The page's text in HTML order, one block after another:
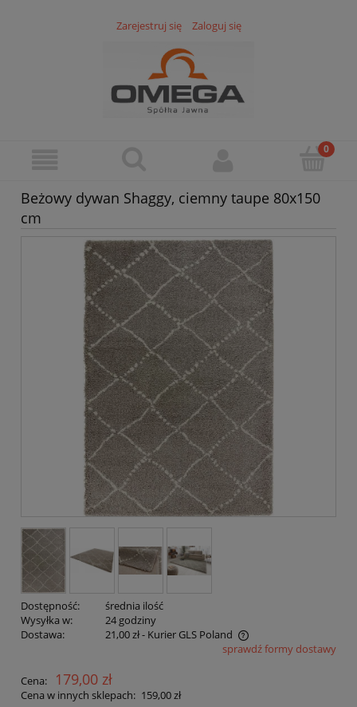
Zarejestruj się Zaloguj się
Beżowy dywan Shaggy, ciemny taupe 80x150
cm
Dostępność:
średnia ilość
Wysyłka w:
24 godziny
Dostawa:
21,00 zł- Kurier GLS Poland
Cena nie zawiera ewentualnych kosztów płatnościsprawdź formy dostawy
Cena: 179,00 zł
Cena w innych sklepach: 159,00 zł